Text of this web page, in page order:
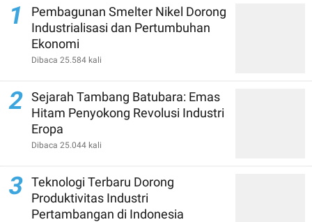
1
Pembagunan Smelter Nikel Dorong
Industrialisasi dan Pertumbuhan
Ekonomi
Dibaca 25.584 kali
2 Sejarah Tambang Batubara: Emas
Hitam Penyokong Revolusi Industri
Eropa
Dibaca 25.044 kali
3 Teknologi Terbaru Dorong
Produktivitas Industri
Pertambangan di Indonesia